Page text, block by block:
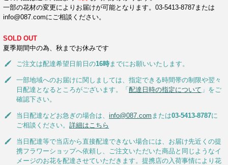
一部の花材の変更によりお届けが可能となります。03-5413-8787または
info@087.comにご相談ください。
SOLD OUT
夏季期間中の為、秋までお休みです
ご注文は配達希望日前日の16時までにお願いいたします。
一部地域へのお届けに関しましては、指定できる時間帯の制限や翌々
日配達となるところがございます。「 配達日時の指定について 」をご
確認下さい。
当日配達などお急ぎの場合は、 info@087.com または03-5413-8787に
ご相談ください。 詳細はこちら
当日配達等で当店から直接配達できない場合には、お届け先近くの提
携フラワーショップへ依頼し、ご注文いただいた商品と同じようなイ
メージのお花を配達させていただきます。提携店の入荷事情により花